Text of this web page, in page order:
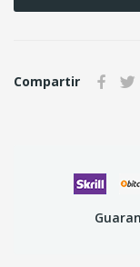
Compartir